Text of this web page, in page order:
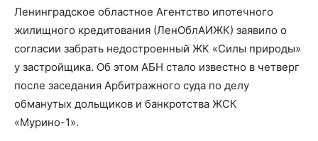
Ленинградское областное Агентство ипотечного
жилищного кредитования (ЛенОблАИЖК) заявило о
согласии забрать недостроенный ЖК «Силы природы»
у застройщика. Об этом АБН стало известно в четверг
после заседания Арбитражного суда по делу
обманутых дольщиков и банкротства ЖСК
«Мурино-1».